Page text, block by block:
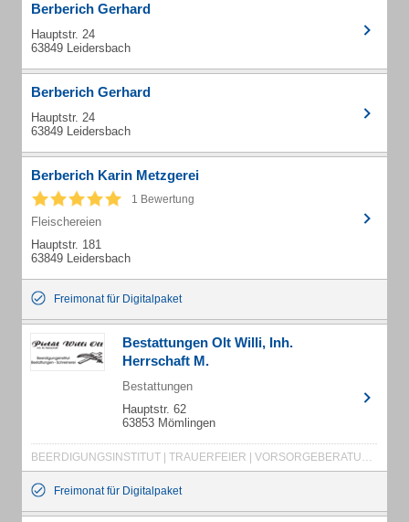
Berberich Gerhard
Hauptstr. 24
63849 Leidersbach
Berberich Gerhard
Hauptstr. 24
63849 Leidersbach
Berberich Karin Metzgerei
1 Bewertung
Fleischereien
Hauptstr. 181
63849 Leidersbach
Freimonat für Digitalpaket
Bestattungen Olt Willi, Inh.
Herrschaft M.
Bestattungen
Hauptstr. 62
63853 Mömlingen
BEERDIGUNGSINSTITUT | TRAUERFEIER | VORSORGEBERATUNG | AUSLANDSÜBERFÜHRUNGEN | ÜBERFÜHRUNG IM IN- U. AUSLAND | BESTATTUNGEN | BESTATTER | NATURBESTATTUNG | BAUMBESTATTUNG | SCHREINEREI
Freimonat für Digitalpaket